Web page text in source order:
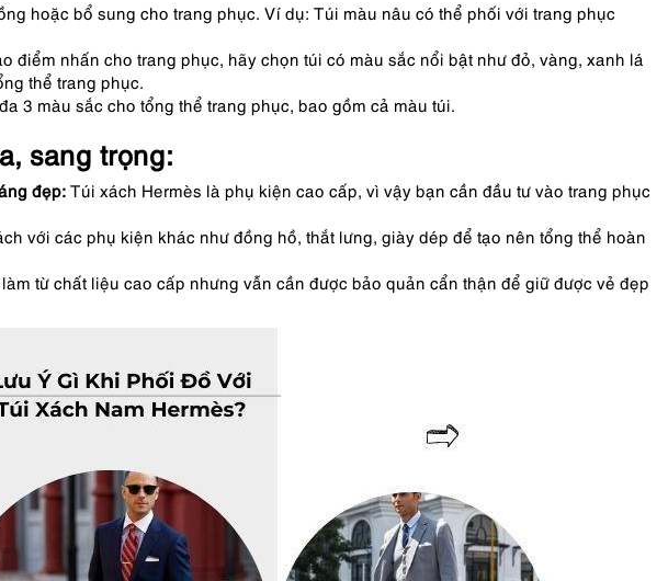
hoặc bổ sung cho trang phục. Ví dụ: Túi màu nâu có thể phối với trang phục
điểm nhấn cho trang phục, hãy chọn túi có màu sắc nổi bật như đỏ, vàng, xanh lá
thể trang phục.
3 màu sắc cho tổng thể trang phục, bao gồm cả màu túi.
sang trọng:
đẹp: Túi xách Hermès là phụ kiện cao cấp, vì vậy bạn cần đầu tư vào trang phục
với các phụ kiện khác như đồng hồ, thắt lưng, giày dép để tạo nên tổng thể hoàn
từ chất liệu cao cấp nhưng vẫn cần được bảo quản cẩn thận để giữ được vẻ đẹp